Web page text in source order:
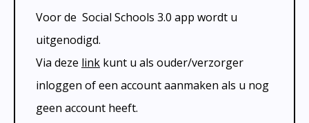
Voor de Social Schools 3.0 app wordt u
uitgenodigd.
Via deze link kunt u als ouder/verzorger
inloggen of een account aanmaken als u nog
geen account heeft.